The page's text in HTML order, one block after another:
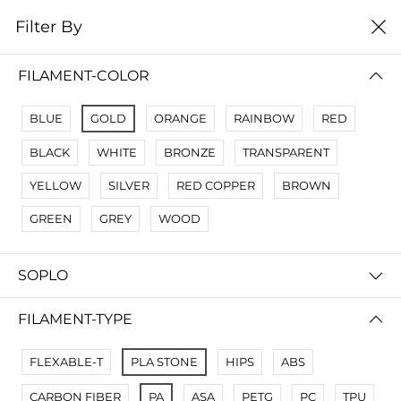
0
No Results
Not Found Filters1
Not Found Filters2
Filter By
FILAMENT-COLOR
BLUE GOLD ORANGE RAINBOW RED
BLACK WHITE BRONZE TRANSPARENT
YELLOW SILVER RED COPPER BROWN
GREEN GREY WOOD
SOPLO
FILAMENT-TYPE
FLEXABLE-T PLA STONE HIPS ABS
CARBON FIBER PA ASA PETG PC TPU